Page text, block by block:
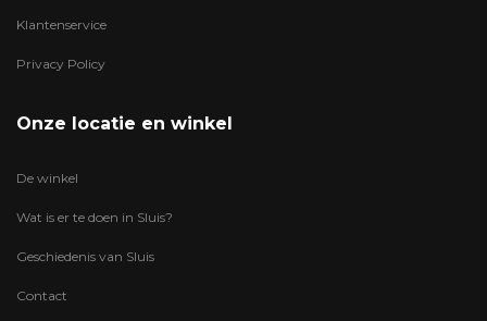
Klantenservice
Privacy Policy
Onze locatie en winkel
De winkel
Wat is er te doen in Sluis?
Geschiedenis van Sluis
Contact